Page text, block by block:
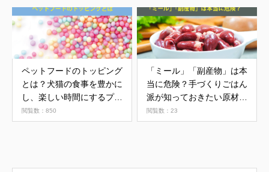
ペットフードのトッピング
とは？犬猫の食事を豊かに
し、楽しい時間にするプラ
スワン
閲覧数：850
「ミール」「副産物」は本
当に危険？手づくりごはん
派が知っておきたい原材料
表示の考え方
閲覧数：23